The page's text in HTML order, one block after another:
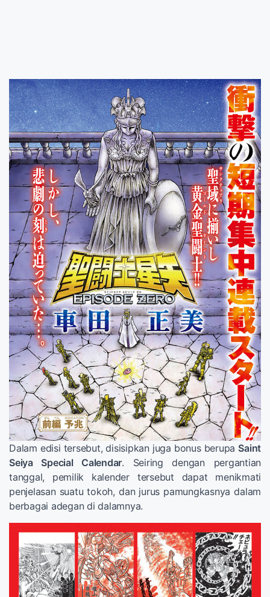
Dalam edisi tersebut, disisipkan juga bonus berupa Saint
Seiya Special Calendar. Seiring dengan pergantian
tanggal, pemilik kalender tersebut dapat menikmati
penjelasan suatu tokoh, dan jurus pamungkasnya dalam
berbagai adegan di dalamnya.